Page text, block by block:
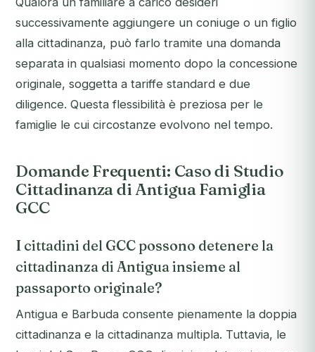
successivamente aggiungere un coniuge o un figlio
alla cittadinanza, può farlo tramite una domanda
separata in qualsiasi momento dopo la concessione
originale, soggetta a tariffe standard e due
diligence. Questa flessibilità è preziosa per le
famiglie le cui circostanze evolvono nel tempo.
Domande Frequenti: Caso di Studio
Cittadinanza di Antigua Famiglia
GCC
I cittadini del GCC possono detenere la
cittadinanza di Antigua insieme al
passaporto originale?
Antigua e Barbuda consente pienamente la doppia
cittadinanza e la cittadinanza multipla. Tuttavia, le